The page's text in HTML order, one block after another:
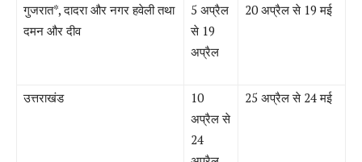
गुजरात*,दादरा और नगर हवेली तथा
दमन और दीव
5 अप्रैल
से19
अप्रैल
20अप्रैल से19मई
उत्तराखंड
10
अप्रैल से
24
25 अप्रैल से24मई